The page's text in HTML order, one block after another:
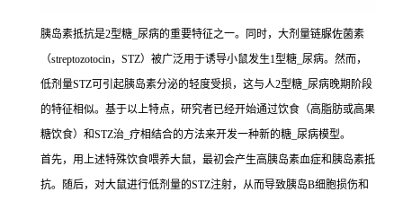
胰岛素抵抗是2型糖_尿病的重要特征之一。同时，大剂量链脲佐菌素
（streptozotocin，STZ）被广泛用于诱导小鼠发生1型糖_尿病。然而，
低剂量STZ可引起胰岛素分泌的轻度受损，这与人2型糖_尿病晚期阶段
的特征相似。基于以上特点，研究者已经开始通过饮食（高脂肪或高果
糖饮食）和STZ治_疗相结合的方法来开发一种新的糖_尿病模型。
首先，用上述特殊饮食喂养大鼠，最初会产生高胰岛素血症和胰岛素抵
抗。随后，对大鼠进行低剂量的STZ注射，从而导致胰岛B细胞损伤和